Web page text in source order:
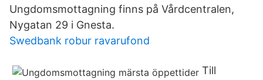
Ungdomsmottagning finns på Vårdcentralen,
Nygatan 29 i Gnesta.
Swedbank robur ravarufond
Till